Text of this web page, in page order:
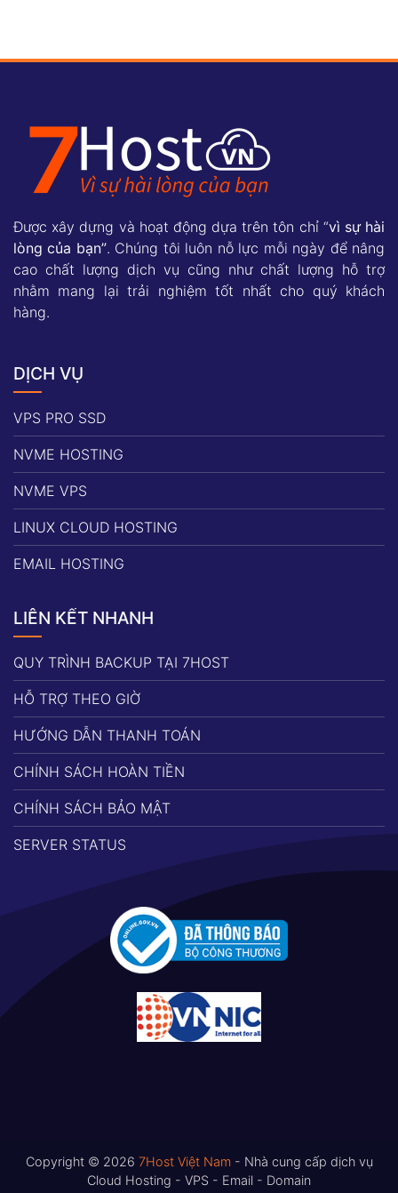
Được xây dựng và hoạt động dựa trên tôn chỉ “vì sự hài
lòng của bạn”. Chúng tôi luôn nỗ lực mỗi ngày để nâng
cao chất lượng dịch vụ cũng như chất lượng hỗ trợ
nhằm mang lại trải nghiệm tốt nhất cho quý khách
hàng.
DỊCH VỤ
VPS PRO SSD
NVME HOSTING
NVME VPS
LINUX CLOUD HOSTING
EMAIL HOSTING
LIÊN KẾT NHANH
QUY TRÌNH BACKUP TẠI 7HOST
HỖ TRỢ THEO GIỜ
HƯỚNG DẪN THANH TOÁN
CHÍNH SÁCH HOÀN TIỀN
CHÍNH SÁCH BẢO MẬT
SERVER STATUS
Copyright © 2026 7Host Việt Nam- Nhà cung cấp dịch vụ
Cloud Hosting - VPS - Email - Domain